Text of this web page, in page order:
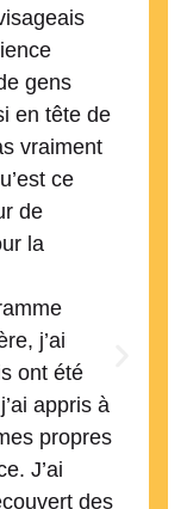
gens
en tête de
vraiment
ce
de
la
j’ai
ont été
appris à
propres
J’ai
des